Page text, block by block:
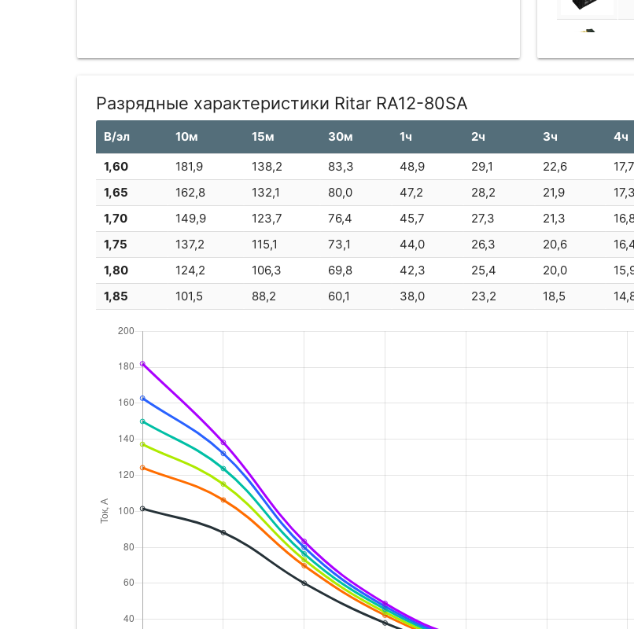
Разрядные характеристики Ritar RA12-80SA
В/эл 10м 15м 30м 1ч 2ч 3ч 4ч
1,60
181,9 138,2 83,3 48,9 29,1 22,6 17,7
1,65
162,8 132,1 80,0 47,2 28,2 21,9 17,3
1,70
149,9 123,7 76,4 45,7 27,3 21,3
1,75
137,2 115,1 73,1 44,0 26,3 20,6
1,80
124,2 106,3 69,8 42,3 25,4 20,0
1,85
101,5 88,2 60,1 38,0 23,2 18,5